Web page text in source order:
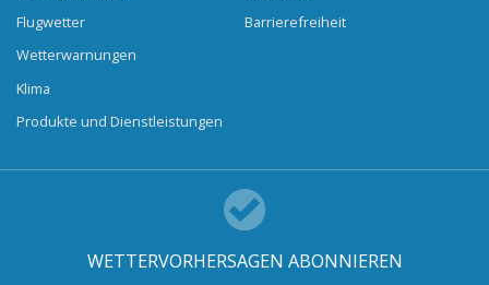
Flugwetter
Wetterwarnungen
Klima
Produkte und Dienstleistungen
Barrierefreiheit
WETTERVORHERSAGEN ABONNIEREN